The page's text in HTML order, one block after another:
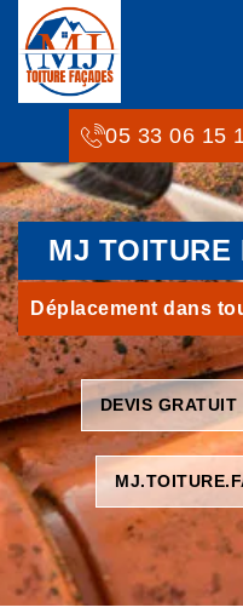
05 33 06 15
MJ TOITURE
Déplacement dans
DEVIS GRATUIT